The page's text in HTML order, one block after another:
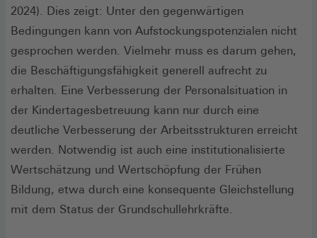
2024). Dies zeigt: Unter den gegenwärtigen
Bedingungen kann von Aufstockungspotenzialen nicht
gesprochen werden. Vielmehr muss es darum gehen,
die Beschäftigungsfähigkeit generell aufrecht zu
erhalten. Eine Verbesserung der Personalsituation in
der Kindertagesbetreuung kann nur durch eine
deutliche Verbesserung der Arbeitsstrukturen erreicht
werden. Notwendig ist auch eine institutionalisierte
Wertschätzung und Wertschöpfung der Frühen
Bildung, etwa durch eine konsequente Gleichstellung
mit dem Status der Grundschullehrkräfte.